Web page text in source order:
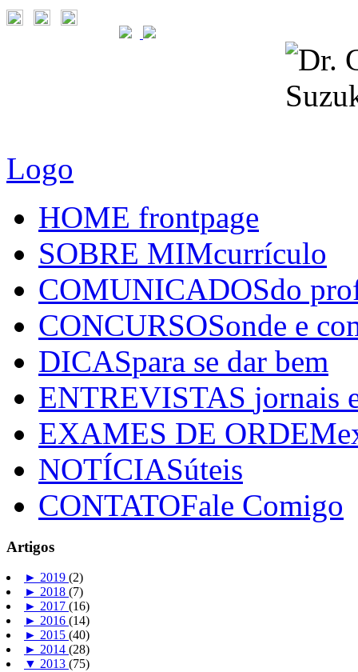
Logo
HOME frontpage
SOBRE MIMcurrículo
COMUNICADOSdo
CONCURSOSonde e
DICASpara se dar bem
ENTREVISTAS jornais
EXAMES DE ORDEM
NOTÍCIASúteis
CONTATOFale Comigo
Artigos
► 2019 (2)
► 2018 (7)
► 2017 (16)
► 2016 (14)
► 2015 (40)
► 2014 (28)
▼ 2013 (75)